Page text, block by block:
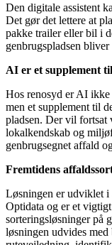
Den digitale assistent
Det gør det lettere at
pakke trailer eller bil i
genbrugspladsen
AI er et supplement
Hos renosyd er AI
men et supplement til
pladsen. Der vil fortsat
lokalkendskab og
genbrugsegnet affald
Fremtidens
Løsningen er udviklet i
Optidata og er et
sorteringsløsninger på
løsningen udvides med